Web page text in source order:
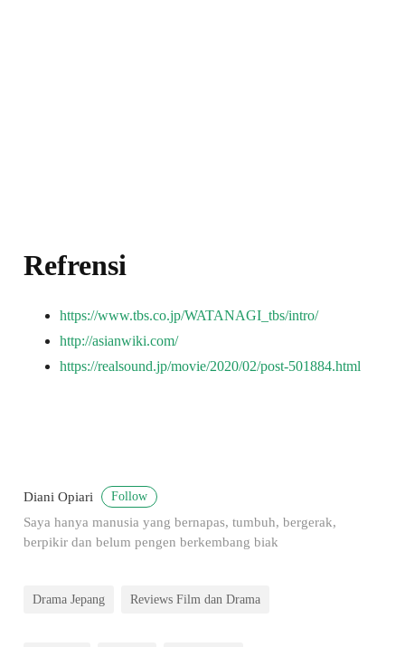
Refrensi
https://www.tbs.co.jp/WATANAGI_tbs/intro/
http://asianwiki.com/
https://realsound.jp/movie/2020/02/post-501884.html
Diani Opiari Follow
Saya hanya manusia yang bernapas, tumbuh, bergerak,
berpikir dan belum pengen berkembang biak
Drama Jepang Reviews Film dan Drama